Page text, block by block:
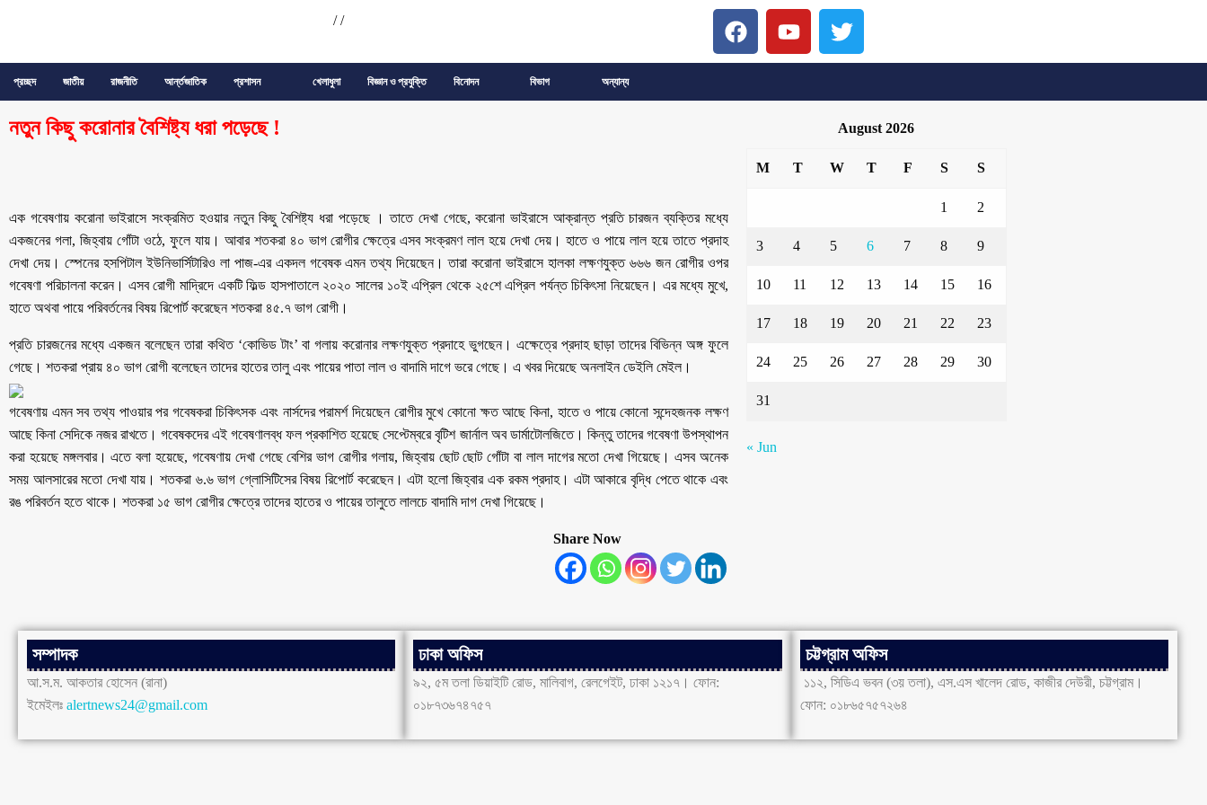
//
প্রচ্ছদ জাতীয় রাজনীতি আর্ন্তজাতিক প্রশাসন খেলাধুলা বিজ্ঞান ও প্রযুক্তি বিনোদন বিভাগ অন্যান্য
নতুন কিছু করোনার বৈশিষ্ট্য ধরা পড়েছে !
এক গবেষণায় করোনা ভাইরাসে সংক্রমিত হওয়ার নতুন কিছু বৈশিষ্ট্য ধরা পড়েছে । তাতে দেখা গেছে, করোনা ভাইরাসে আক্রান্ত প্রতি চারজন ব্যক্তির মধ্যে
একজনের গলা, জিহ্বায় গোঁটা ওঠে, ফুলে যায়। আবার শতকরা ৪০ ভাগ রোগীর ক্ষেত্রে এসব সংক্রমণ লাল হয়ে দেখা দেয়। হাতে ও পায়ে লাল হয়ে তাতে প্রদাহ
দেখা দেয়। স্পেনের হসপিটাল ইউনিভার্সিটারিও লা পাজ-এর একদল গবেষক এমন তথ্য দিয়েছেন। তারা করোনা ভাইরাসে হালকা লক্ষণযুক্ত ৬৬৬ জন রোগীর ওপর
গবেষণা পরিচালনা করেন। এসব রোগী মাদ্রিদে একটি ফিল্ড হাসপাতালে ২০২০ সালের ১০ই এপ্রিল থেকে ২৫শে এপ্রিল পর্যন্ত চিকিৎসা নিয়েছেন। এর মধ্যে মুখে,
হাতে অথবা পায়ে পরিবর্তনের বিষয় রিপোর্ট করেছেন শতকরা ৪৫.৭ ভাগ রোগী।
প্রতি চারজনের মধ্যে একজন বলেছেন তারা কথিত ‘কোভিড টাং’ বা গলায় করোনার লক্ষণযুক্ত প্রদাহে ভুগছেন। এক্ষেত্রে প্রদাহ ছাড়া তাদের বিভিন্ন অঙ্গ ফুলে
গেছে। শতকরা প্রায় ৪০ ভাগ রোগী বলেছেন তাদের হাতের তালু এবং পায়ের পাতা লাল ও বাদামি দাগে ভরে গেছে। এ খবর দিয়েছে অনলাইন ডেইলি মেইল।
গবেষণায় এমন সব তথ্য পাওয়ার পর গবেষকরা চিকিৎসক এবং নার্সদের পরামর্শ দিয়েছেন রোগীর মুখে কোনো ক্ষত আছে কিনা, হাতে ও পায়ে কোনো সন্দেহজনক লক্ষণ
আছে কিনা সেদিকে নজর রাখতে। গবেষকদের এই গবেষণালব্ধ ফল প্রকাশিত হয়েছে সেপ্টেম্বরে বৃটিশ জার্নাল অব ডার্মাটোলজিতে। কিন্তু তাদের গবেষণা উপস্থাপন
করা হয়েছে মঙ্গলবার। এতে বলা হয়েছে, গবেষণায় দেখা গেছে বেশির ভাগ রোগীর গলায়, জিহ্বায় ছোট ছোট গোঁটা বা লাল দাগের মতো দেখা গিয়েছে। এসব অনেক
সময় আলসারের মতো দেখা যায়। শতকরা ৬.৬ ভাগ গ্লোসিটিসের বিষয় রিপোর্ট করেছেন। এটা হলো জিহ্বার এক রকম প্রদাহ। এটা আকারে বৃদ্ধি পেতে থাকে এবং
রঙ পরিবর্তন হতে থাকে। শতকরা ১৫ ভাগ রোগীর ক্ষেত্রে তাদের হাতের ও পায়ের তালুতে লালচে বাদামি দাগ দেখা গিয়েছে।
Share Now
August 2026
M T W T F S S
1 2
3 4 5 6 7 8 9
10 11 12 13 14 15 16
17 18 19 20 21 22 23
24 25 26 27 28 29 30
31
« Jun
সম্পাদক
আ.স.ম. আকতার হোসেন (রানা)
ইমেইলঃ alertnews24@gmail.com
ঢাকা অফিস
৯২, ৫ম তলা ডিয়াইটি রোড, মালিবাগ, রেলগেইট, ঢাকা ১২১৭। ফোন:
০১৮৭৩৬৭৪৭৫৭
চট্টগ্রাম অফিস
১১২, সিডিএ ভবন (৩য় তলা), এস.এস খালেদ রোড, কাজীর দেউরী, চট্টগ্রাম।
ফোন: ০১৮৬৫৭৫৭২৬৪